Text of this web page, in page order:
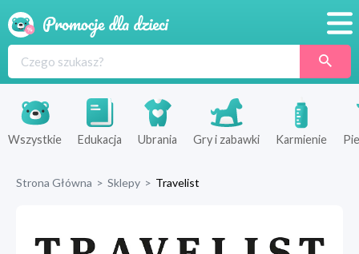
Produkty
Sklepy
Wszystkie Edukacja Ubrania Gry i zabawki Karmienie
Strona Główna > Sklepy > Travelist